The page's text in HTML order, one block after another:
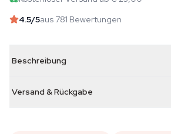
4.5/5aus 781 Bewertungen
Beschreibung
Versand & Rückgabe